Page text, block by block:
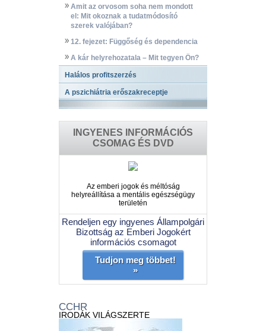
Amit az orvosom soha nem mondott
el: Mit okoznak a tudatmódosító
szerek valójában?
12. fejezet: Függőség és dependencia
A kár helyrehozatala – Mit tegyen Ön?
Halálos profitszerzés
A pszichiátria erőszakreceptje
INGYENES INFORMÁCIÓS
CSOMAG ÉS DVD
Az emberi jogok és méltóság
helyreállítása a mentális egészségügy
területén
Rendeljen egy ingyenes Állampolgári
Bizottság az Emberi Jogokért
információs csomagot
Tudjon meg többet!
»
CCHR
IRODÁK VILÁGSZERTE